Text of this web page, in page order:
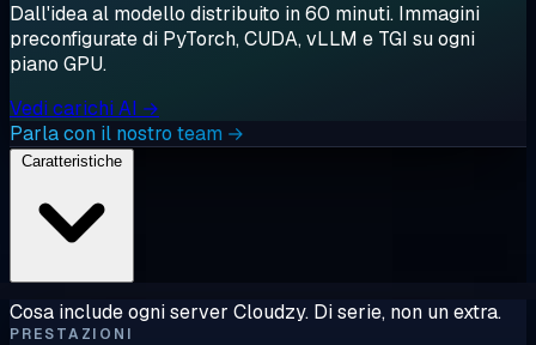
Dall'idea al modello distribuito in 60 minuti. Immagini
preconfigurate di PyTorch, CUDA, vLLM e TGI su ogni
piano GPU.
Vedi carichi AI →
Parla con il nostro team →
Cosa include ogni server Cloudzy. Di serie, non un extra.
PRESTAZIONI